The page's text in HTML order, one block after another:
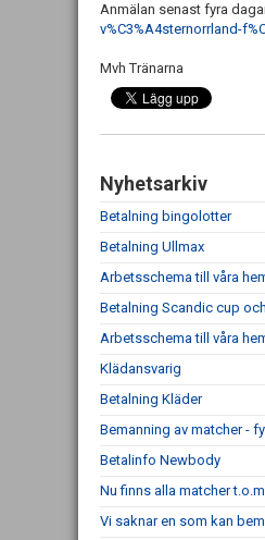
Anmälan senast fyra
v%C3%A4sternorrland-
Mvh Tränarna
Nyhetsarkiv
Betalning bingolotter
Betalning Ullmax
Arbetsschema till våra
Betalning Scandic cup
Arbetsschema till våra
Klädansvarig
Betalning Kläder
Bemanning av matcher -
Betalinfo Newbody
Nu finns alla matcher
Vi saknar en som kan